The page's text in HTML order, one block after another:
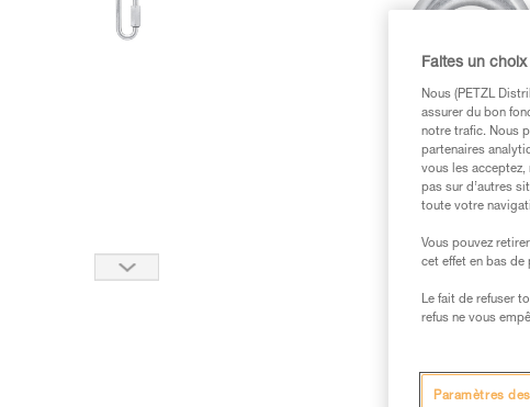
Faites un
Nous (PETZL
assurer du bon
notre trafic. Nous
partenaires
vous les
pas sur d’autres
toute votre
Vous pouvez
cet effet en bas de
Le fait de refuser
refus ne vous
Paramètres